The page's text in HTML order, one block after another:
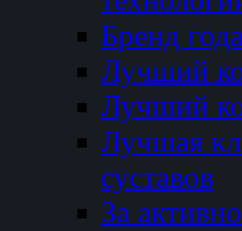
Бренд
Лучший
Лучший
Лучшая
суставов
За